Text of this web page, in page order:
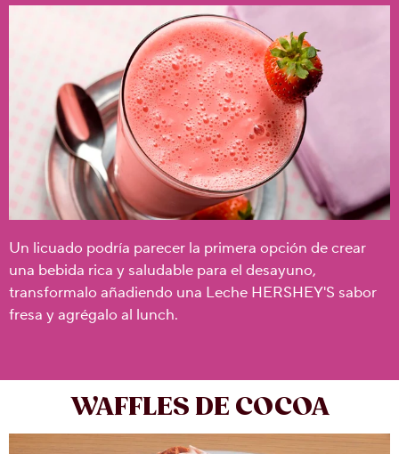
Un licuado podría parecer la primera opción de crear
una bebida rica y saludable para el desayuno,
transformalo añadiendo una Leche HERSHEY'S sabor
fresa y agrégalo al lunch.
WAFFLES DE COCOA